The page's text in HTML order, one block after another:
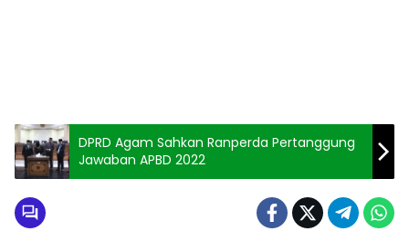
DPRD Agam Sahkan Ranperda Pertanggung
Jawaban APBD 2022